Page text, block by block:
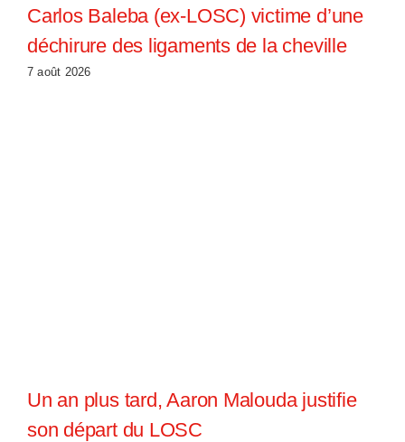
Carlos Baleba (ex-LOSC) victime d’une
déchirure des ligaments de la cheville
7 août 2026
Un an plus tard, Aaron Malouda justifie
son départ du LOSC